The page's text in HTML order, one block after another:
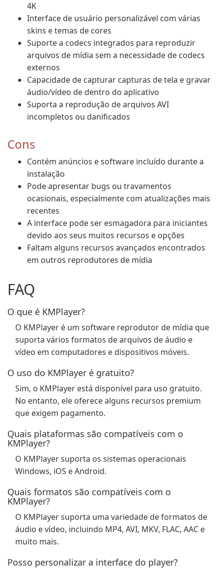
4K
Interface de usuário personalizável com várias
skins e temas de cores
Suporte a codecs integrados para reproduzir
arquivos de mídia sem a necessidade de codecs
externos
Capacidade de capturar capturas de tela e gravar
áudio/vídeo de dentro do aplicativo
Suporta a reprodução de arquivos AVI
incompletos ou danificados
Cons
Contém anúncios e software incluído durante a
instalação
Pode apresentar bugs ou travamentos
ocasionais, especialmente com atualizações mais
recentes
A interface pode ser esmagadora para iniciantes
devido aos seus muitos recursos e opções
Faltam alguns recursos avançados encontrados
em outros reprodutores de mídia
FAQ
O que é KMPlayer?
O KMPlayer é um software reprodutor de mídia que
suporta vários formatos de arquivos de áudio e
vídeo em computadores e dispositivos móveis.
O uso do KMPlayer é gratuito?
Sim, o KMPlayer está disponível para uso gratuito.
No entanto, ele oferece alguns recursos premium
que exigem pagamento.
Quais plataformas são compatíveis com o
KMPlayer?
O KMPlayer suporta os sistemas operacionais
Windows, iOS e Android.
Quais formatos são compatíveis com o
KMPlayer?
O KMPlayer suporta uma variedade de formatos de
áudio e vídeo, incluindo MP4, AVI, MKV, FLAC, AAC e
muito mais.
Posso personalizar a interface do player?